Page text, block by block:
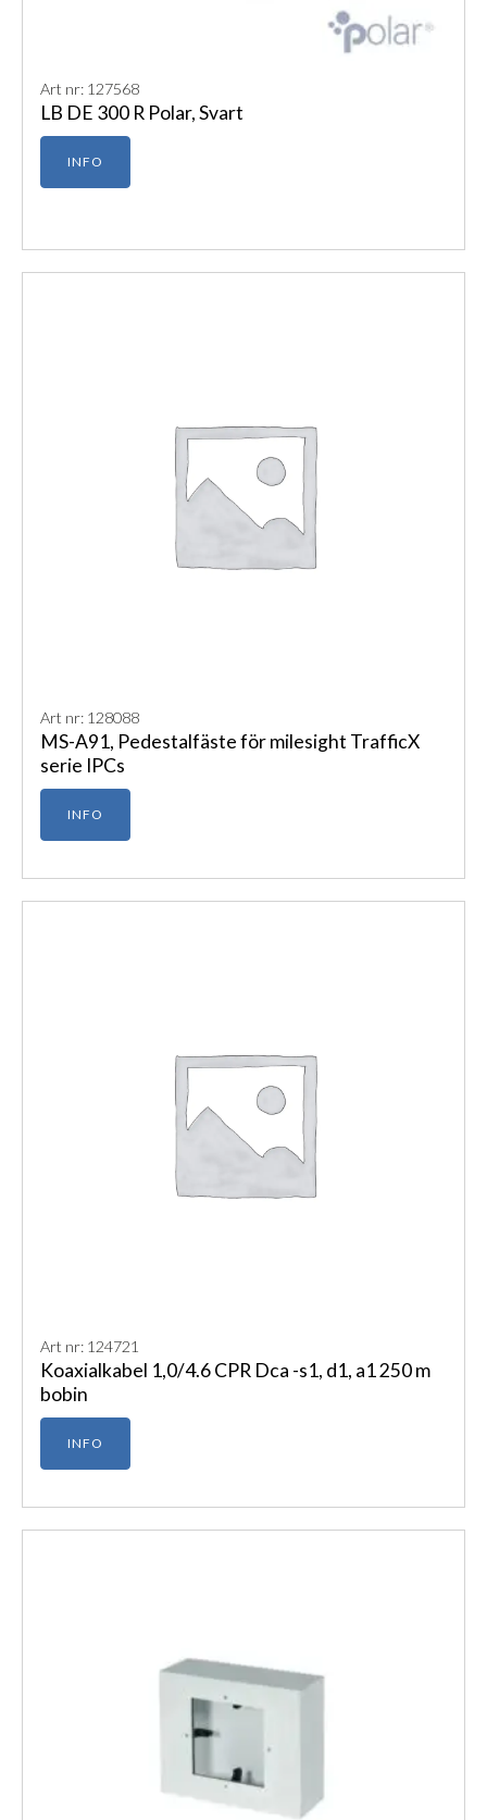
Art nr: 127568
LB DE 300 R Polar, Svart
INFO
Art nr: 128088
MS-A91, Pedestalfäste för milesight TrafficX
serie IPCs
INFO
Art nr: 124721
Koaxialkabel 1,0/4.6 CPR Dca -s1, d1, a1 250 m
bobin
INFO